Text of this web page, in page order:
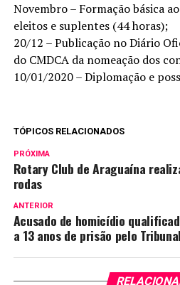
Novembro – Formação básica
eleitos e suplentes (44
20/12 – Publicação no Diário
do CMDCA da nomeação dos
10/01/2020 – Diplomação e
TÓPICOS RELACIONADOS
PRÓXIMA
Rotary Club de Araguaína
rodas
ANTERIOR
Acusado de homicídio
a 13 anos de prisão pelo